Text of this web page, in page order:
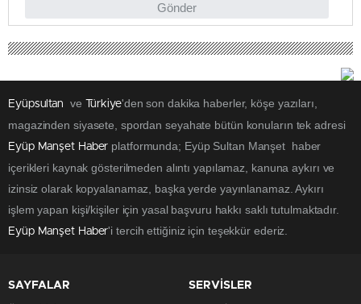
Gönder
Eyüpsultan ve Türkiye'den son dakika haberler, köşe yazıları,
magazinden siyasete, spordan seyahate bütün konuların tek adresi
Eyüp Manşet Haber platformunda; Eyüp Sultan Manşet haber
içerikleri kaynak gösterilmeden alıntı yapılamaz, kanuna aykırı ve
izinsiz olarak kopyalanamaz, başka yerde yayınlanamaz. Aykırı
işlem yapan kişi/kişiler için yasal başvuru hakkı saklı tutulmaktadır.
Eyüp Manşet Haber'i tercih ettiğiniz için teşekkür ederiz.
SAYFALAR SERVİSLER